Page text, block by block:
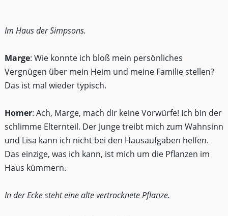
Im Haus der Simpsons.
Marge: Wie konnte ich bloß mein persönliches
Vergnügen über mein Heim und meine Familie stellen?
Das ist mal wieder typisch.
Homer: Ach, Marge, mach dir keine Vorwürfe! Ich bin der
schlimme Elternteil. Der Junge treibt mich zum Wahnsinn
und Lisa kann ich nicht bei den Hausaufgaben helfen.
Das einzige, was ich kann, ist mich um die Pflanzen im
Haus kümmern.
In der Ecke steht eine alte vertrocknete Pflanze.